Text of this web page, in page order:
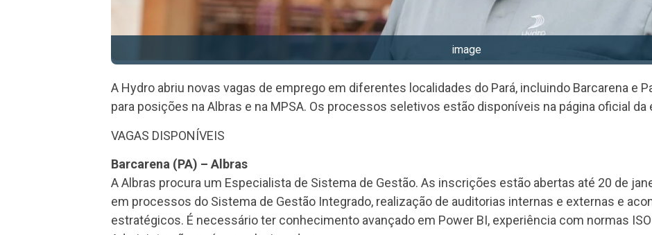
image
A Hydro abriu novas vagas de emprego em diferentes localidades do Pará, incluindo Barcarena e
para posições na Albras e na MPSA. Os processos seletivos estão disponíveis na página oficial da
VAGAS DISPONÍVEIS
Barcarena (PA) – Albras
A Albras procura um Especialista de Sistema de Gestão. As inscrições estão abertas até 20 de
em processos do Sistema de Gestão Integrado, realização de auditorias internas e externas e
estratégicos. É necessário ter conhecimento avançado em Power BI, experiência com normas